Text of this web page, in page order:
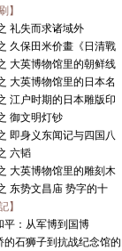
】
礼失而求诸域外
久保田米价畫《日清戰
大英博物馆里的朝鲜线
大英博物馆里的日本名
江户时期的日本雕版印
御文明灯钞
即身义东闻记与四国八
六韬
大英博物馆里的雕刻木
东势文昌庙 势字的十
】
平：从军博到国博
的石狮子到抗战纪念馆的